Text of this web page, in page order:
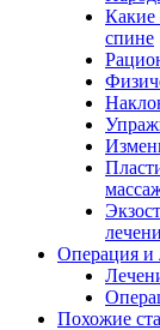
Какие
спине
Операция и
Похожие